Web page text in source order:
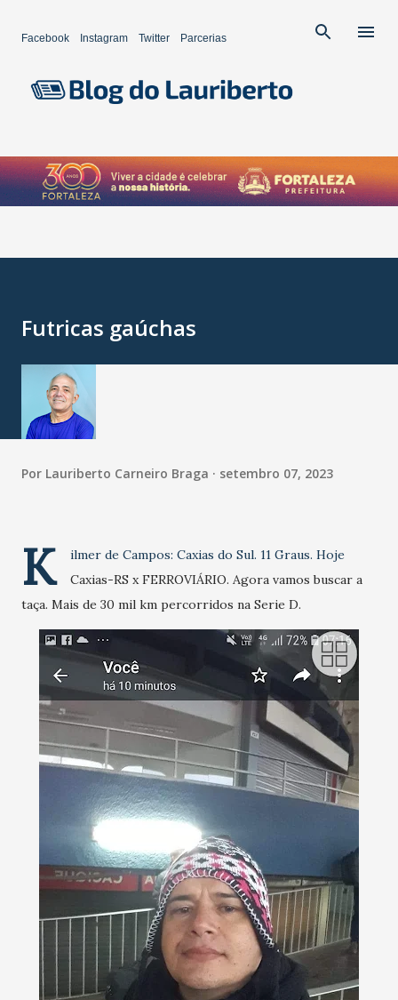
Facebook Instagram Twitter Parcerias
Futricas gaúchas
Por Lauriberto Carneiro Braga setembro 07, 2023
K
ilmer de Campos: Caxias do Sul. 11 Graus. Hoje
Caxias-RS x FERROVIÁRIO. Agora vamos buscar a
taça. Mais de 30 mil km percorridos na Serie D.